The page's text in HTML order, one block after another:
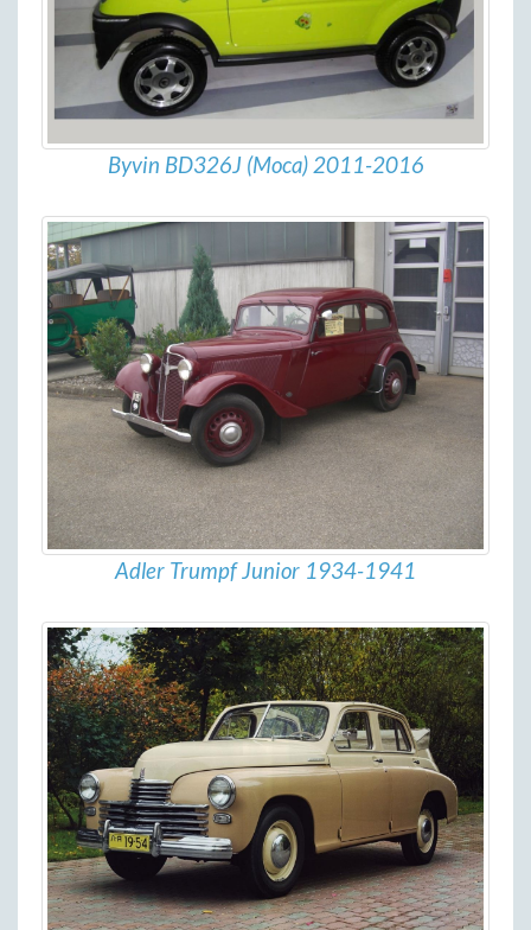
Byvin BD326J (Moca) 2011-2016
Adler Trumpf Junior 1934-1941